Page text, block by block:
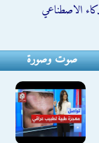
الاصطناعي
صوت وصورة